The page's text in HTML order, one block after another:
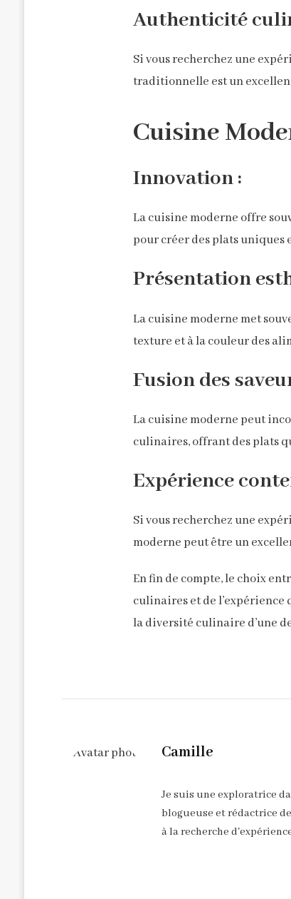
Authenticité
Si vous recherchez une
traditionnelle est un
Cuisine
Innovation :
La cuisine moderne offre
pour créer des plats uniques
Présentation
La cuisine moderne met
texture et à la couleur des
Fusion des
La cuisine moderne peut
culinaires, offrant des plats
Expérience
Si vous recherchez une
moderne peut être un
En fin de compte, le choix
culinaires et de l’expérience
la diversité culinaire d’une
Camille
Je suis une exploratrice
blogueuse et rédactrice
à la recherche